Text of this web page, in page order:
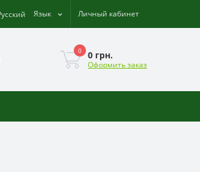
Язык Личный кабинет
0 0 грн.
Оформить заказ